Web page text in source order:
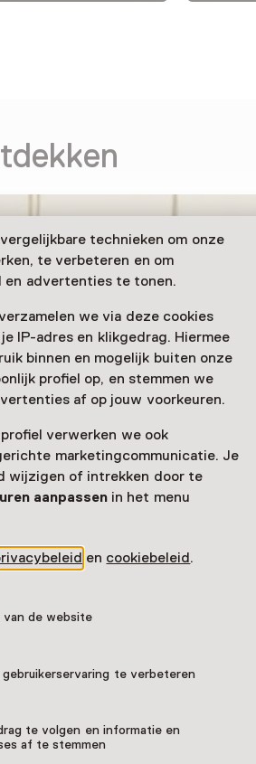
technieken om onze
te verbeteren en om
en advertenties te tonen.
we via deze cookies
IP-adres en klikgedrag. Hiermee
binnen en mogelijk buiten onze
profiel op, en stemmen we
af op jouw voorkeuren.
verwerken we ook
marketingcommunicatie. Je
wijzigen of intrekken door te
aanpassenin het menu
en cookiebeleid.
van de website
te verbeteren
te volgen en informatie en
af te stemmen
August Fröbel
Dordrecht